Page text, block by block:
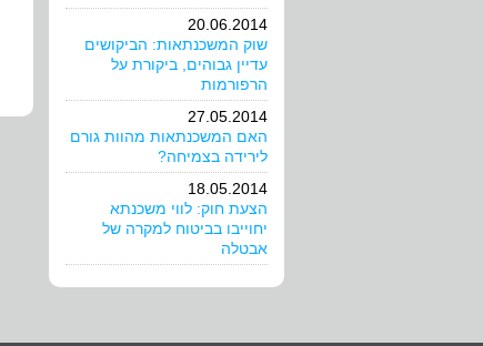
20.06.2014
שוק המשכנתאות: הביקושים
עדיין גבוהים, ביקורת על
הרפורמות
27.05.2014
האם המשכנתאות מהוות גורם
לירידה בצמיחה?
18.05.2014
הצעת חוק: לווי משכנתא
יחוייבו בביטוח למקרה של
אבטלה